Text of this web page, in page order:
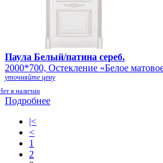
Паула Белый/патина сереб.
2000*700, Остекление «Белое
уточняйте цену
в наличии
Подробнее
|<
<
1
2